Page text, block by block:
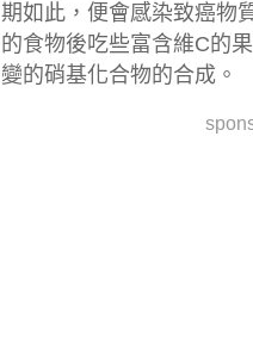
期如此，便會感染致癌物
的食物後吃些富含維C的
變的硝基化合物的合成。